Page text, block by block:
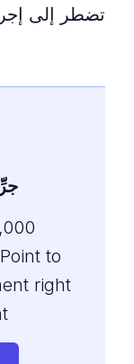
تضطر إلى
to
right